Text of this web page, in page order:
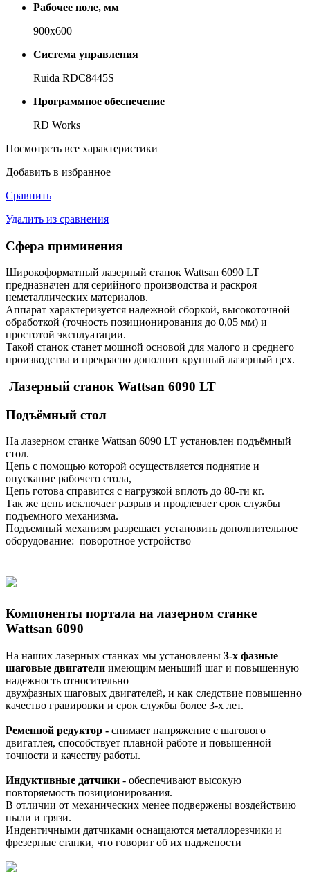
Рабочее поле, мм
900x600
Система управления
Ruida RDC8445S
Программное обеспечение
RD Works
Посмотреть все характеристики
Добавить в избранное
Сравнить
Удалить из сравнения
Сфера приминения
Широкоформатный лазерный станок Wattsan 6090 LT
предназначен для серийного производства и раскроя
неметаллических материалов.
Аппарат характеризуется надежной сборкой, высокоточной
обработкой (точность позиционирования до 0,05 мм) и
простотой эксплуатации.
Такой станок станет мощной основой для малого и среднего
производства и прекрасно дополнит крупный лазерный цех.
Лазерный станок Wattsan 6090 LT
Подъёмный стол
На лазерном станке Wattsan 6090 LT установлен подъёмный
стол.
Цепь с помощью которой осуществляется поднятие и
опускание рабочего стола,
Цепь готова справится с нагрузкой вплоть до 80-ти кг.
Так же цепь исключает разрыв и продлевает срок службы
подъемного механизма.
Подъемный механизм разрешает установить дополнительное
оборудование: поворотное устройство
Компоненты портала на лазерном станке
Wattsan 6090
На наших лазерных станках мы установлены 3-х фазные
шаговые двигатели имеющим меньший шаг и повышенную
надежность относительно
двухфазных шаговых двигателей, и как следствие повышенно
качество гравировки и срок службы более 3-х лет.
Ременной редуктор - снимает напряжение с шагового
двигатлея, способствует плавной работе и повышенной
точности и качеству работы.
Индуктивные датчики - обеспечивают высокую
повторяемость позиционирования.
В отличии от механических менее подвержены воздействию
пыли и грязи.
Индентичными датчиками оснащаются металлорезчики и
фрезерные станки, что говорит об их наджености